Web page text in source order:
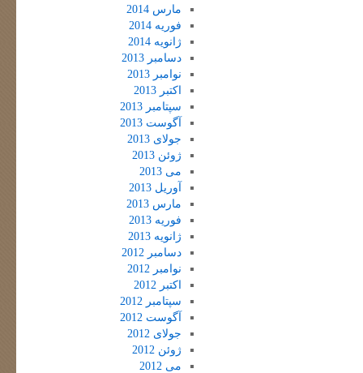
مارس 2014
فوریه 2014
ژانویه 2014
دسامبر 2013
نوامبر 2013
اکتبر 2013
سپتامبر 2013
آگوست 2013
جولای 2013
ژوئن 2013
می 2013
آوریل 2013
مارس 2013
فوریه 2013
ژانویه 2013
دسامبر 2012
نوامبر 2012
اکتبر 2012
سپتامبر 2012
آگوست 2012
جولای 2012
ژوئن 2012
می 2012